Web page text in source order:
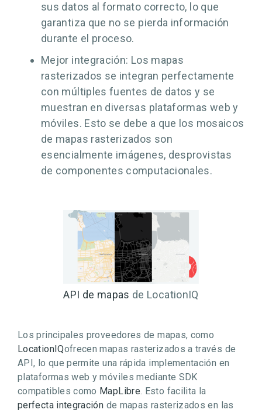
sus datos al formato correcto, lo que
garantiza que no se pierda información
durante el proceso.
Mejor integración: Los mapas
rasterizados se integran perfectamente
con múltiples fuentes de datos y se
muestran en diversas plataformas web y
móviles. Esto se debe a que los mosaicos
de mapas rasterizados son
esencialmente imágenes, desprovistas
de componentes computacionales.
API de mapas de LocationIQ
Los principales proveedores de mapas, como
LocationIQofrecen mapas rasterizados a través de
API, lo que permite una rápida implementación en
plataformas web y móviles mediante SDK
compatibles como MapLibre. Esto facilita la
perfecta integración de mapas rasterizados en las